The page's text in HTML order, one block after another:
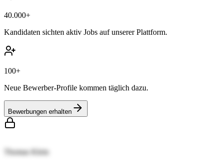
40.000+
Kandidaten sichten aktiv Jobs auf unserer Plattform.
100+
Neue Bewerber-Profile kommen täglich dazu.
Bewerbungen erhalten
Thomas Klein